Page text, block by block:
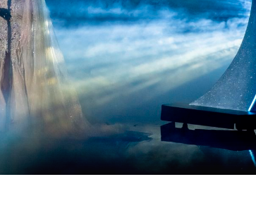
OMOGUĆI OBAVIJESTI